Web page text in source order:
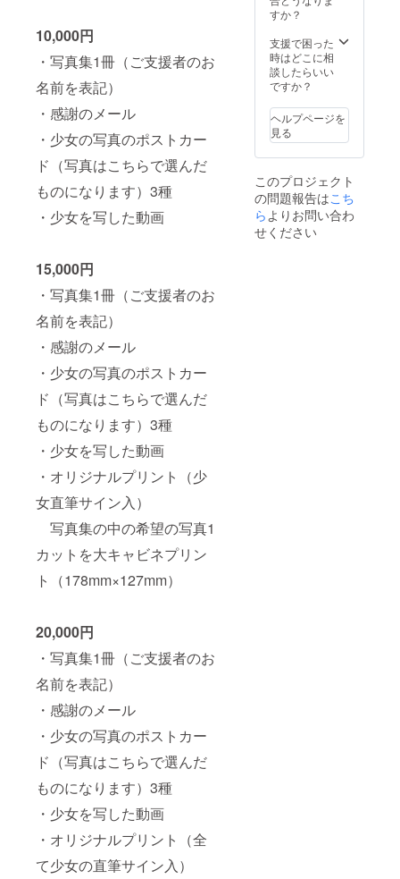
10,000円
・写真集1冊（ご支援者のお
名前を表記）
・感謝のメール
・少女の写真のポストカー
ド（写真はこちらで選んだ
ものになります）3種
・少女を写した動画
15,000円
・写真集1冊（ご支援者のお
名前を表記）
・感謝のメール
・少女の写真のポストカー
ド（写真はこちらで選んだ
ものになります）3種
・少女を写した動画
・オリジナルプリント（少
女直筆サイン入）
写真集の中の希望の写真1
カットを大キャビネプリン
ト（178mm×127mm）
20,000円
・写真集1冊（ご支援者のお
名前を表記）
・感謝のメール
・少女の写真のポストカー
ド（写真はこちらで選んだ
ものになります）3種
・少女を写した動画
・オリジナルプリント（全
て少女の直筆サイン入）
すか？
支援で困った
時はどこに相
談したらいい
ですか？
ヘルプページを
見る
このプロジェクト
の問題報告はこち
ら よりお問い合わ
せください